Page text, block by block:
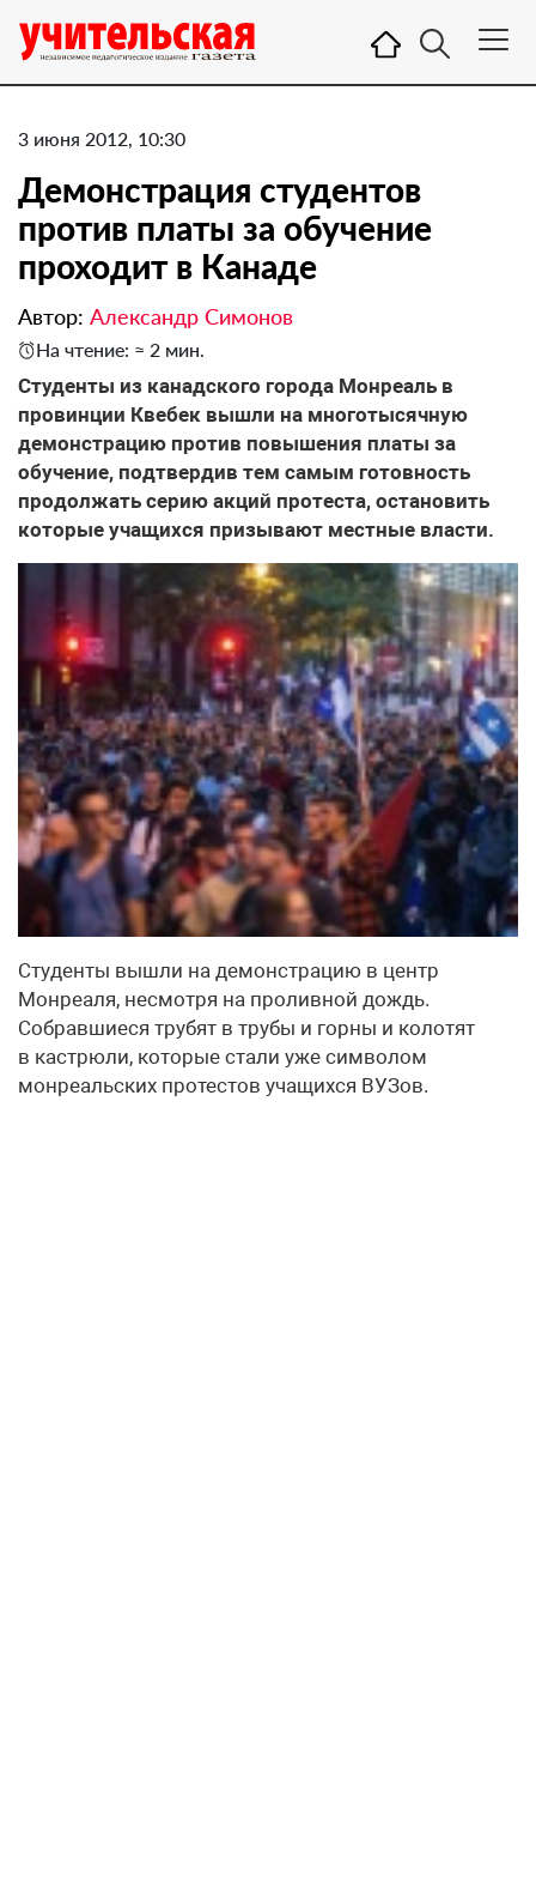
3 июня 2012, 10:30
Демонстрация студентов
против платы за обучение
проходит в Канаде
Автор: Александр Симонов
На чтение: ≈ 2 мин.
Студенты из канадского города Монреаль в
провинции Квебек вышли на многотысячную
демонстрацию против повышения платы за
обучение, подтвердив тем самым готовность
продолжать серию акций протеста, остановить
которые учащихся призывают местные власти.
Студенты вышли на демонстрацию в центр
Монреаля, несмотря на проливной дождь.
Собравшиеся трубят в трубы и горны и колотят
в кастрюли, которые стали уже символом
монреальских протестов учащихся ВУЗов.